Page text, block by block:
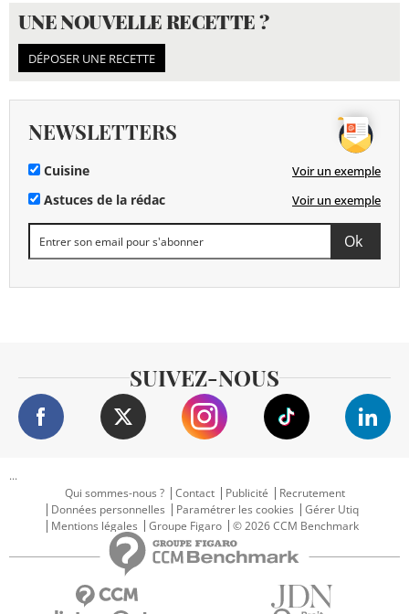
UNE NOUVELLE RECETTE ?
DÉPOSER UNE RECETTE
NEWSLETTERS
Cuisine Voir un exemple
Astuces de la rédac Voir un exemple
SUIVEZ-NOUS
...
Qui sommes-nous ?
Contact Publicité
Recrutement
Données personnelles
Paramétrer les cookies
Gérer Utiq
Mentions légales
Groupe Figaro © 2026 CCM Benchmark